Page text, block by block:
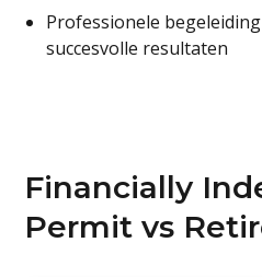
Professionele
succesvolle resultaten
Financially
Permit vs